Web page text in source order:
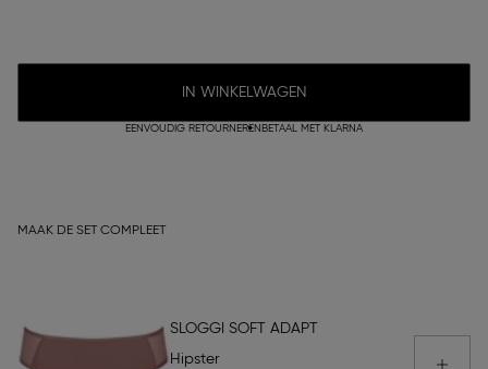
IN WINKELWAGEN
EENVOUDIG RETOURNEREN BETAAL MET KLARNA
MAAK DE SET COMPLEET
SLOGGI SOFT ADAPT
Hipster